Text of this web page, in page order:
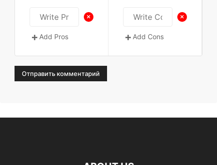
+
Add Pros
+
Add Cons